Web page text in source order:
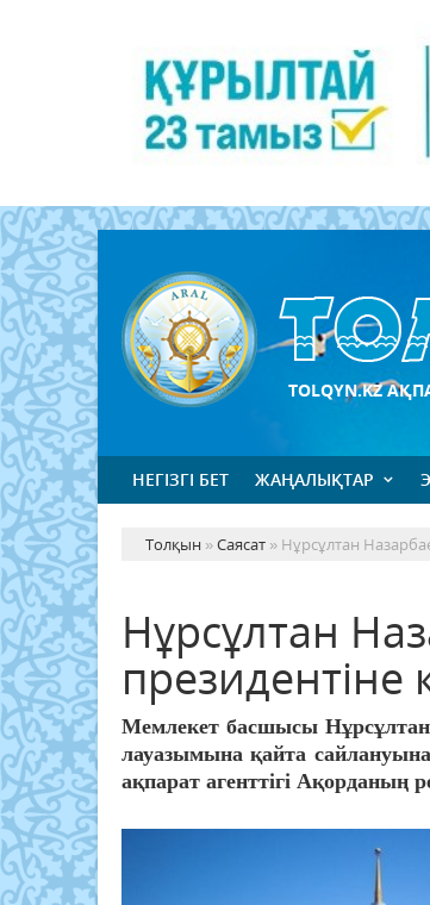
TOLQYN.KZ
НЕГІЗГІ БЕТ ЖАҢАЛЫҚТАР
Толқын »Саясат » Нұрсұлтан
Нұрсұлтан
Мемлекет басшысы
лауазымына қайта
ақпарат агенттігі Ақорданың